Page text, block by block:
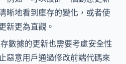
晰地看到庫存的變化，或者使
新更為直觀。
數據的更新也需要考慮安全性
惡意用戶通過修改前端代碼來